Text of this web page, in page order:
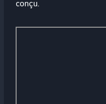
conçu.